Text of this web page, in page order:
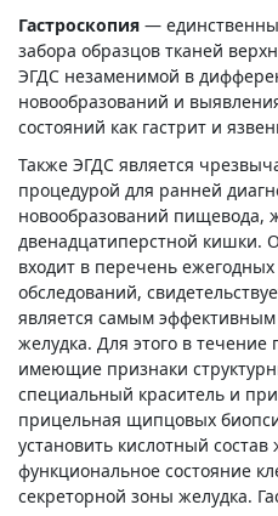
Гастроскопия —
забора образцов тканей
ЭГДС незаменимой в
новообразований и
состояний как гастрит и
Также ЭГДС является
процедурой для ранней
новообразований пищевода,
двенадцатиперстной кишки.
входит в перечень
обследований,
является самым
желудка. Для этого в течение
имеющие признаки
специальный краситель и
прицельная щипцовых
установить кислотный
функциональное состояние
секреторной зоны желудка.